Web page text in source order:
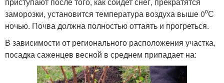
заморозки, установится температура воздуха выше 0⁰С
ночью. Почва должна полностью оттаять и прогреться.
В зависимости от регионального расположения участка,
посадка саженцев весной в среднем припадает на: